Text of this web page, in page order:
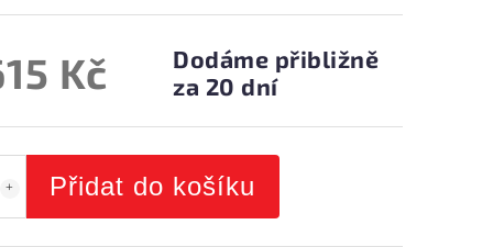
Kč
Dodáme přibližně
za 20 dní
Přidat do košíku